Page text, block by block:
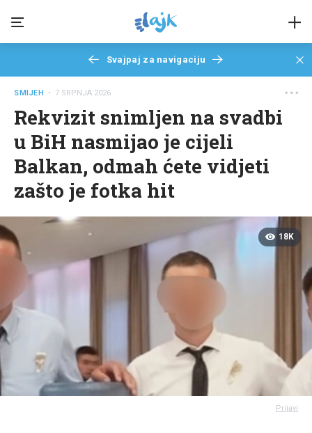
Svajpaj za navigaciju
SMIJEH • 7 SRPNJA 2026
Rekvizit snimljen na svadbi
u BiH nasmijao je cijeli
Balkan, odmah ćete vidjeti
zašto je fotka hit
18K
Prijavi